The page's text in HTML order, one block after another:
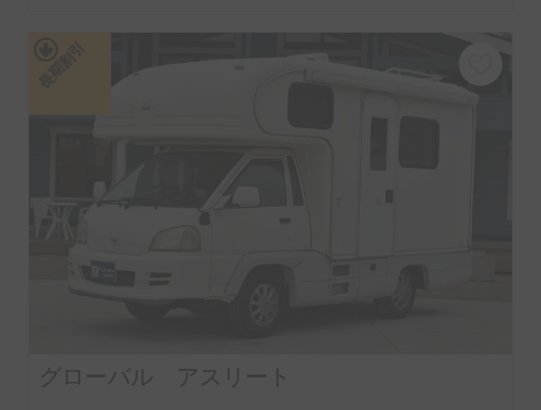
グローバル アスリート